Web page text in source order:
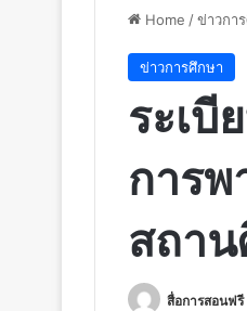
Home /ข่าวกา
ข่าวการศึกษา
ระเบี
การ
สถา
สื่อการสอนฟ